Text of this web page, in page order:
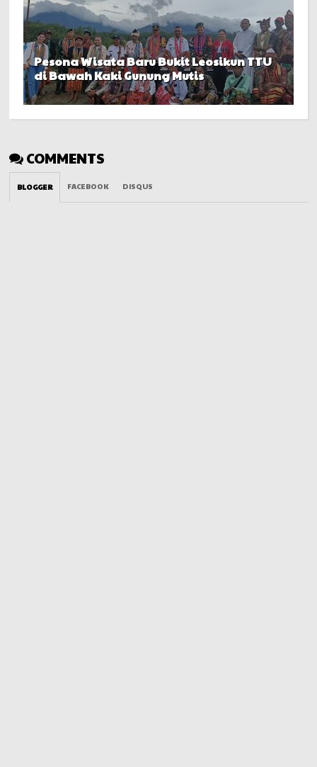
Pesona Wisata Baru Bukit Leosikun TTU
di Bawah Kaki Gunung Mutis
COMMENTS
BLOGGER FACEBOOK DISQUS